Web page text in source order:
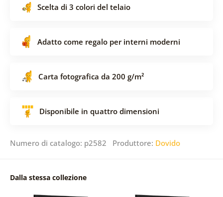
Scelta di 3 colori del telaio
Adatto come regalo per interni moderni
Carta fotografica da 200 g/m²
Disponibile in quattro dimensioni
Numero di catalogo: p2582 Produttore: Dovido
Dalla stessa collezione